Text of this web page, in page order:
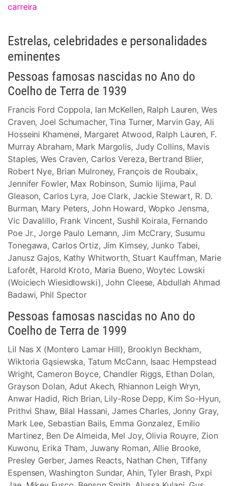
carreira
Estrelas, celebridades e personalidades
eminentes
Pessoas famosas nascidas no Ano do
Coelho de Terra de 1939
Francis Ford Coppola, Ian McKellen, Ralph Lauren, Wes
Craven, Joel Schumacher, Tina Turner, Marvin Gay, Ali
Hosseini Khamenei, Margaret Atwood, Ralph Lauren, F.
Murray Abraham, Mark Margolis, Judy Collins, Mavis
Staples, Wes Craven, Carlos Vereza, Bertrand Blier,
Robert Nye, Brian Mulroney, François de Roubaix,
Jennifer Fowler, Max Robinson, Sumio Iijima, Paul
Gleason, Carlos Lyra, Joe Clark, Jackie Stewart, R. D.
Burman, Mary Peters, John Howard, Wopko Jensma,
Vic Davalillo, Frank Vincent, Sushil Koirala, Fernando
Poe Jr., Jorge Paulo Lemann, Jim McCrary, Susumu
Tonegawa, Carlos Ortiz, Jim Kimsey, Junko Tabei,
Janusz Gajos, Kathy Whitworth, Stuart Kauffman, Marie
Laforêt, Harold Kroto, Maria Bueno, Woytec Lowski
(Woiciech Wiesidlowski), John Cleese, Abdullah Ahmad
Badawi, Phil Spector
Pessoas famosas nascidas no Ano do
Coelho de Terra de 1999
Lil Nas X (Montero Lamar Hill), Brooklyn Beckham,
Wiktoria Gąsiewska, Tatum McCann, Isaac Hempstead
Wright, Cameron Boyce, Chandler Riggs, Ethan Dolan,
Grayson Dolan, Adut Akech, Rhiannon Leigh Wryn,
Anwar Hadid, Rich Brian, Lily-Rose Depp, Kim So-Hyun,
Prithvi Shaw, Bilal Hassani, James Charles, Jonny Gray,
Mark Lee, Sebastian Bails, Emma Gonzalez, Emilio
Martinez, Ben De Almeida, Mel Joy, Olivia Rouyre, Zion
Kuwonu, Erika Tham, Juwany Roman, Allie Brooke,
Presley Gerber, James Reacts, Nathan Chen, Tiffany
Espensen, Washington Sundar, Ahin, Tyler Brash, Pxpi